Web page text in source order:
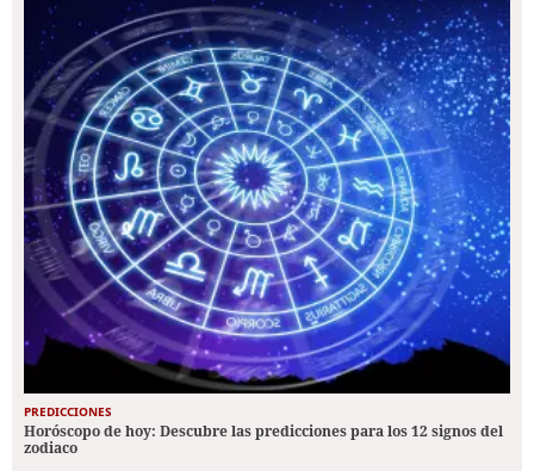
PREDICCIONES
Horóscopo de hoy: Descubre las predicciones para los 12 signos del
zodiaco